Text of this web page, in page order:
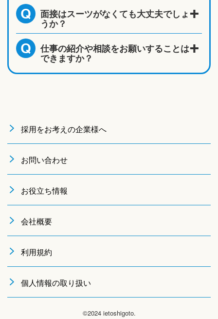
Q 面接はスーツがなくても大丈夫でしょ
うか？
Q 仕事の紹介や相談をお願いすることは
できますか？
採用をお考えの企業様へ
お問い合わせ
お役立ち情報
会社概要
利用規約
個人情報の取り扱い
©2024 ietoshigoto.